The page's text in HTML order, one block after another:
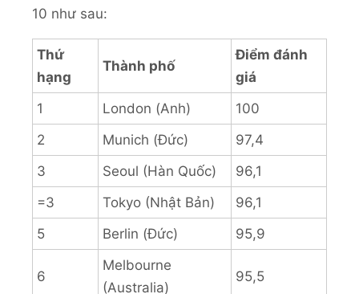
10 như sau:
Thứ
hạng
Thành phố
Điểm đánh
giá
1
London (Anh)
100
2
Munich (Đức)
97,4
3
Seoul (Hàn Quốc)
96,1
=3
Tokyo (Nhật Bản)
96,1
5
Berlin (Đức) 95,9
6
Melbourne
(Australia)
95,5